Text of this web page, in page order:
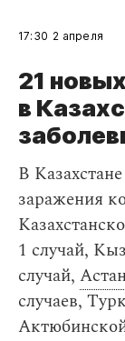
17:30 2 апреля
21
в
В Казахстане
заражения
1 случай,
случай,
случаев,